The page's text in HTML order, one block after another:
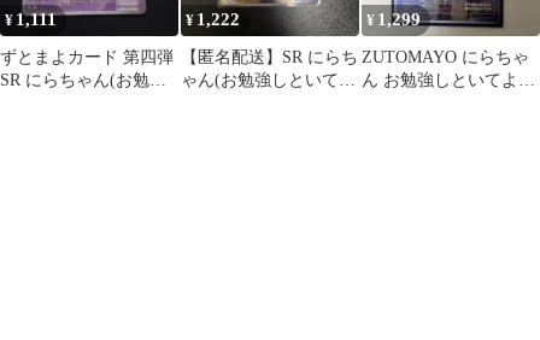
¥ 1,111
ずとまよカード 第四弾
SR にらちゃん(お勉強
¥ 1,222
【匿名配送】SR にらち
ゃん(お勉強しといて
¥ 1,299
ZUTOMAYO にらちゃ
ん お勉強しといてよ